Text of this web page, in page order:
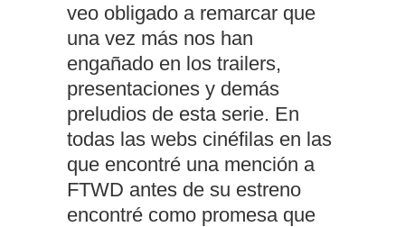
veo obligado a remarcar que
una vez más nos han
engañado en los trailers,
presentaciones y demás
preludios de esta serie. En
todas las webs cinéfilas en las
que encontré una mención a
FTWD antes de su estreno
encontré como promesa que